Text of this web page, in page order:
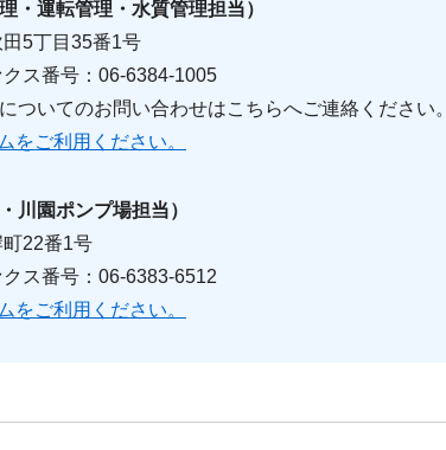
・運転管理・水質管理担当）
5丁目35番1号
ス番号：06-6384-1005
ついてのお問い合わせはこちらへご連絡ください。
をご利用ください。
川園ポンプ場担当）
22番1号
ス番号：06-6383-6512
をご利用ください。